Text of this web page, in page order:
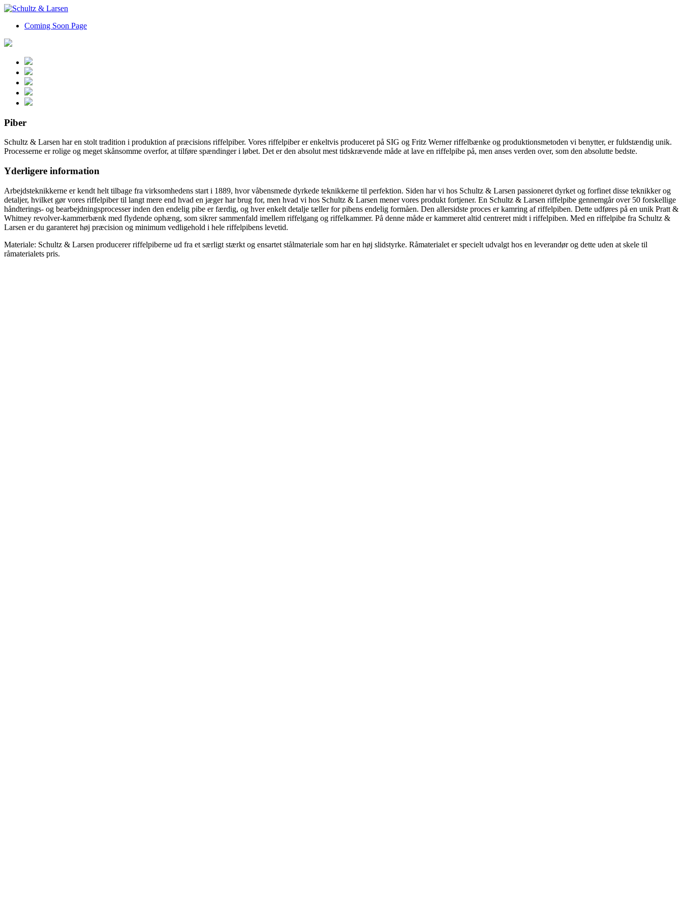
Coming Soon Page
Piber
Schultz & Larsen har en stolt tradition i produktion af præcisions riffelpiber. Vores riffelpiber er enkeltvis produceret på SIG og Fritz Werner riffelbænke og produktionsmetoden vi benytter, er fuldstændig unik.
Processerne er rolige og meget skånsomme overfor, at tilføre spændinger i løbet. Det er den absolut mest tidskrævende måde at lave en riffelpibe på, men anses verden over, som den absolutte bedste.
Yderligere information
Arbejdsteknikkerne er kendt helt tilbage fra virksomhedens start i 1889, hvor våbensmede dyrkede teknikkerne til perfektion. Siden har vi hos Schultz & Larsen passioneret dyrket og forfinet disse teknikker og
detaljer, hvilket gør vores riffelpiber til langt mere end hvad en jæger har brug for, men hvad vi hos Schultz & Larsen mener vores produkt fortjener. En Schultz & Larsen riffelpibe gennemgår over 50 forskellige
håndterings- og bearbejdningsprocesser inden den endelig pibe er færdig, og hver enkelt detalje tæller for pibens endelig formåen. Den allersidste proces er kamring af riffelpiben. Dette udføres på en unik Pratt &
Whitney revolver-kammerbænk med flydende ophæng, som sikrer sammenfald imellem riffelgang og riffelkammer. På denne måde er kammeret altid centreret midt i riffelpiben. Med en riffelpibe fra Schultz &
Larsen er du garanteret høj præcision og minimum vedligehold i hele riffelpibens levetid.
Materiale: Schultz & Larsen producerer riffelpiberne ud fra et særligt stærkt og ensartet stålmateriale som har en høj slidstyrke. Råmaterialet er specielt udvalgt hos en leverandør og dette uden at skele til
råmaterialets pris.